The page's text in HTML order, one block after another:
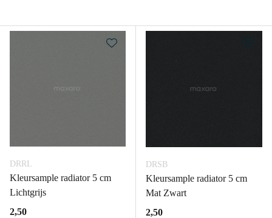
DRRL
Kleursample radiator 5 cm
Lichtgrijs
2,50
DRSB
Kleursample radiator 5 cm
Mat Zwart
2,50